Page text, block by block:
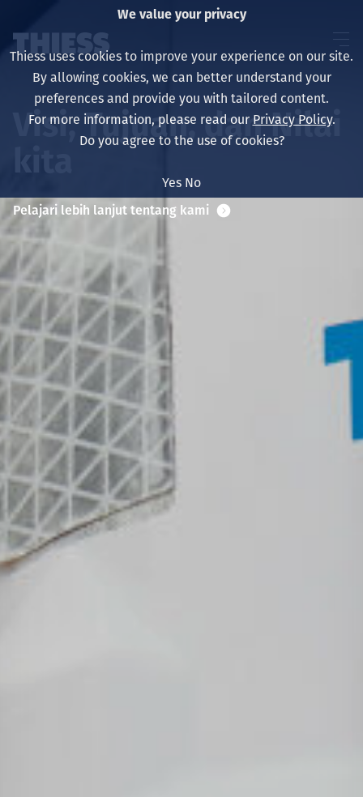
About us
Sustainability
Layanan
Projects
Tim dan Karir
Contact
Visi, Tujuan, dan Nilai
kita
Pelajari lebih lanjut tentang kami
We value your privacy
Thiess uses cookies to improve your experience on our site.
By allowing cookies, we can better understand your
preferences and provide you with tailored content.
For more information, please read our Privacy Policy.
Do you agree to the use of cookies?
Yes No